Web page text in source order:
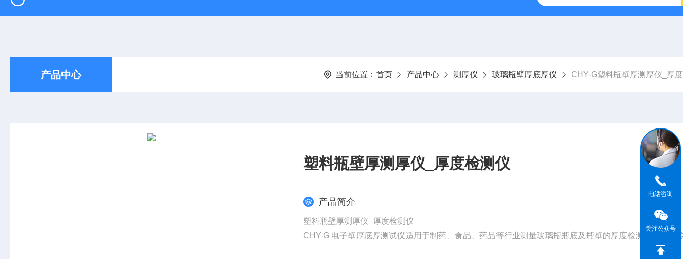
产品中心 当前位置： 首页 产品中心 测厚仪 玻璃瓶壁厚底厚仪 CHY-G塑料瓶壁厚测厚仪_厚
塑料瓶壁厚测厚仪_厚度检测仪
产品简介
塑料瓶壁厚测厚仪_厚度检测仪
CHY-G 电子壁厚底厚测试仪适用于制药、食品、药品等行业测量玻璃瓶瓶底及瓶壁的厚度检测。仪器在
电话咨询
关注公众号